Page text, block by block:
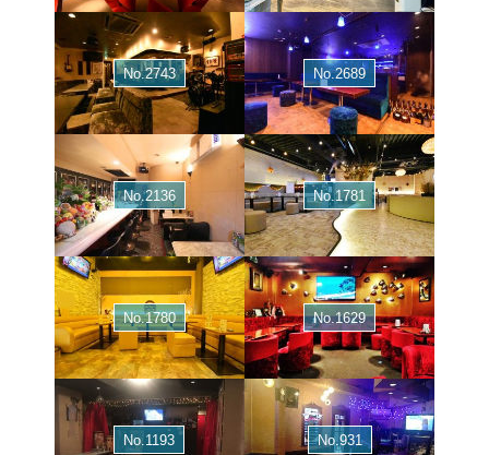
No.2743 No.2689
No.2136 No.1781
No.1780 No.1629
No.1193 No.931